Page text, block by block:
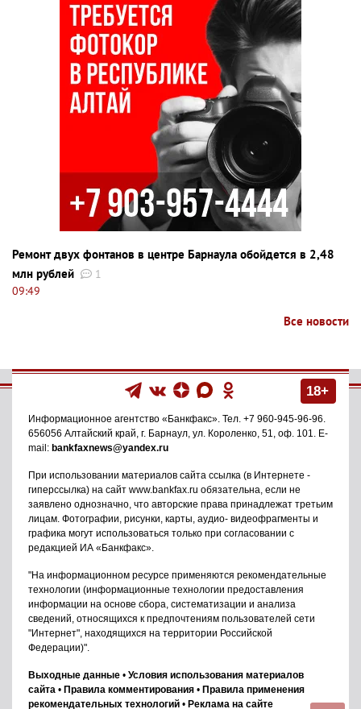
Ремонт двух фонтанов в центре Барнаула обойдется в 2,48
млн рублей
1
09:49
Все новости
18+
Информационное агентство «Банкфакс» . Тел. +7 960-945-96-96
656056 Алтайский край, г. Барнаул ул. Короленко, 51, оф. 101
. E-
mail: bankfaxnews@yandex.ru
При использовании материалов сайта ссылка (в Интернете -
гиперссылка) на сайт www.bankfax.ru обязательна, если не
заявлено однозначно, что авторские права принадлежат третьим
лицам. Фотографии, рисунки, карты, аудио- видеофрагменты и
графика могут использоваться только при согласовании с
редакцией ИА «Банкфакс».
"На информационном ресурсе применяются рекомендательные
технологии (информационные технологии предоставления
информации на основе сбора, систематизации и анализа
сведений, относящихся к предпочтениям пользователей сети
"Интернет", находящихся на территории Российской
Федерации)".
Выходные данные • Условия использования материалов
сайта • Правила комментирования • Правила применения
рекомендательных технологий • Реклама на сайте